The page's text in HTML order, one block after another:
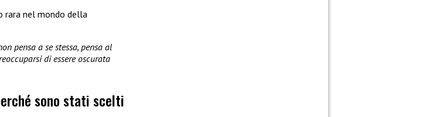
rara nel mondo della
pensa a se stessa, pensa al
di essere oscurata
sono stati scelti